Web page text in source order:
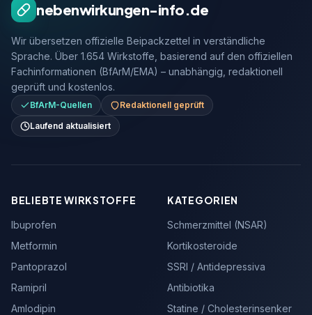
nebenwirkungen-info.de
Wir übersetzen offizielle Beipackzettel in verständliche
Sprache. Über 1.654 Wirkstoffe, basierend auf den offiziellen
Fachinformationen (BfArM/EMA) – unabhängig, redaktionell
geprüft und kostenlos.
BfArM-Quellen
Redaktionell geprüft
Laufend aktualisiert
BELIEBTE WIRKSTOFFE
Ibuprofen
Metformin
Pantoprazol
Ramipril
Amlodipin
KATEGORIEN
Schmerzmittel (NSAR)
Kortikosteroide
SSRI / Antidepressiva
Antibiotika
Statine / Cholesterinsenker